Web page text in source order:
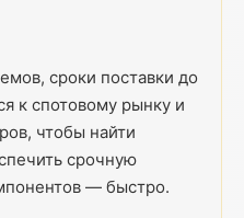
сроки поставки до
к спотовому рынку и
чтобы найти
срочную
— быстро.